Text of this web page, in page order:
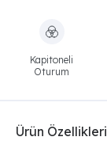
Kapitoneli
Oturum
Ürün Özellikleri